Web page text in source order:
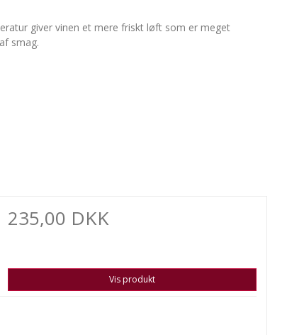
giver vinen et mere friskt løft som er meget
smag.
235,00 DKK
Vis produkt